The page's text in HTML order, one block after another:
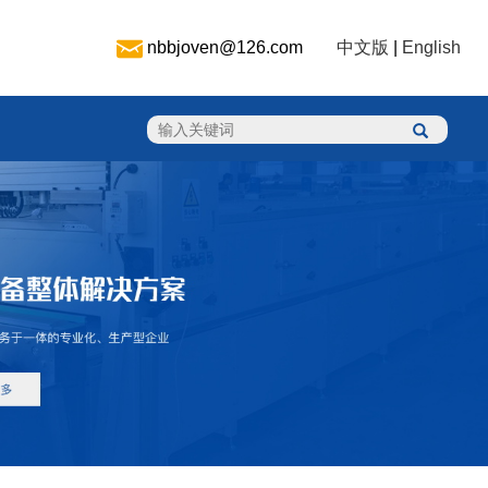
nbbjoven@126.com 中文版 English